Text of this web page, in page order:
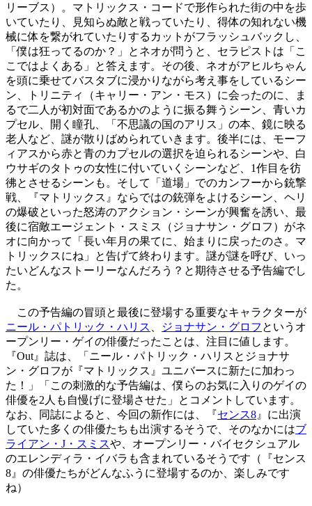
リーブス）。マトリックス・コードで形作られた街の中を歩
いていたり、見知らぬ敵と戦っていたり、得体の知れない機
械に体を繋がれていたりするカットがフラッシュバックし、
「僕は狂ってるのか？」とネオが問うと、セラピストは「こ
こではよくある」と答えます。その後、ネオがアヒルちゃん
を頭に乗せてバスタブに浸かりながら考え事をしているシー
ン、トリニティ（キャリー・アン・モス）に会ったのに、ま
るで二人が初対面であるかのように振る舞うシーン、青いカ
プセル、開く瞳孔、「不思議の国のアリス」の本、鏡に映る
老人など、謎が散りばめられていきます。後半には、モーフ
ィアスから赤と青のカプセルの選択を迫られるシーンや、白
ウサギのタトゥの女性に付いていくシーンなど、1作目を彷
彿とさせるシーンも。そして「道場」でのカンフーから銃撃
戦、『マトリックス』ならではの銃弾をよけるシーン、ヘリ
の爆破といった怒涛のアクション・シーンが興奮を誘い、最
後に宿敵エージェント・スミス（ジョナサン・グロフ）がネ
オに向かって「長い年月の果てに、始まりに戻ったのさ。マ
トリックスにね」と告げて終わります。謎が謎を呼び、いっ
たいどんなストーリーなんだろう？と期待させる予告編でし
た。
この予告編の冒頭と最後に登場する重要なキャラクターが
ニール・パトリック・ハリス
ジョナサン・グロフ というオ
ープンリー・ゲイの俳優だったことは、注目に値します。
『Out』誌は、「ニール・パトリック・ハリスとジョナサ
ン・グロフが『マトリックス』ユニバースに新たに加わっ
た！」「この刺激的な予告編は、僕らのお気に入りのゲイの
俳優を2人も自慢げに登場させた」とコメントしています。
なお、同誌によると、今回の新作には、『センス8 』に出演
していた多くの俳優たちも出演するそうで、そのなかにはブ
ライアン・J・スミスや、オープンリー・バイセクシュアル
のエレンディラ・イバラも含まれているそうです（『センス
8』の俳優たちがどんなふうに登場するのか、楽しみです
ね）